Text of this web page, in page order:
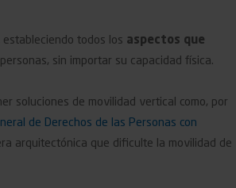
todos los aspectos que
sin importar su capacidad física.
soluciones de movilidad vertical como, por
de Derechos de las Personas con
arquitectónica que dificulte la movilidad de